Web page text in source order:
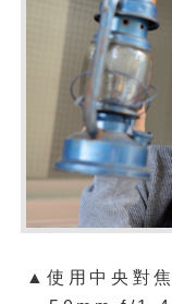
▲使用中央對